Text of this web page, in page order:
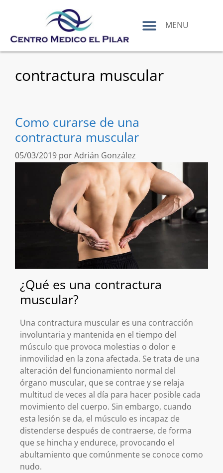
MENU
contractura muscular
Como curarse de una
contractura muscular
05/03/2019 porAdrián González
¿Qué es una contractura
muscular?
Una contractura muscular es una contracción
involuntaria y mantenida en el tiempo del
músculo que provoca molestias o dolor e
inmovilidad en la zona afectada. Se trata de una
alteración del funcionamiento normal del
órgano muscular, que se contrae y se relaja
multitud de veces al día para hacer posible cada
movimiento del cuerpo. Sin embargo, cuando
esta lesión se da, el músculo es incapaz de
distenderse después de contraerse, de forma
que se hincha y endurece, provocando el
abultamiento que comúnmente se conoce como
nudo.